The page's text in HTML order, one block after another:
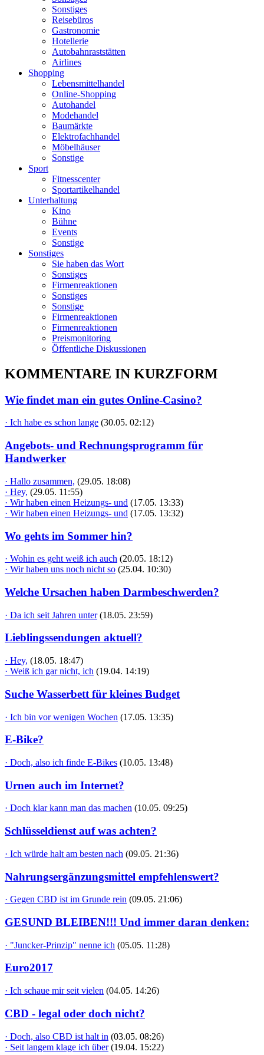
Sonstiges
Reisebüros
Gastronomie
Hotellerie
Autobahnraststätten
Airlines
Shopping
Lebensmittelhandel
Online-Shopping
Autohandel
Modehandel
Baumärkte
Elektrofachhandel
Möbelhäuser
Sonstige
Sport
Fitnesscenter
Sportartikelhandel
Unterhaltung
Kino
Bühne
Events
Sonstige
Sonstiges
Sie haben das Wort
Sonstiges
Firmenreaktionen
Sonstiges
Sonstige
Firmenreaktionen
Firmenreaktionen
Preismonitoring
Öffentliche Diskussionen
KOMMENTARE IN KURZFORM
Wie findet man ein gutes Online-Casino?
· Ich habe es schon lange (30.05. 02:12)
Angebots- und Rechnungsprogramm für
Handwerker
· Hallo zusammen, (29.05. 18:08)
· Hey, (29.05. 11:55)
· Wir haben einen Heizungs- und (17.05. 13:33)
· Wir haben einen Heizungs- und (17.05. 13:32)
Wo gehts im Sommer hin?
· Wohin es geht weiß ich auch (20.05. 18:12)
· Wir haben uns noch nicht so (25.04. 10:30)
Welche Ursachen haben Darmbeschwerden?
· Da ich seit Jahren unter (18.05. 23:59)
Lieblingssendungen aktuell?
· Hey, (18.05. 18:47)
· Weiß ich gar nicht, ich (19.04. 14:19)
Suche Wasserbett für kleines Budget
· Ich bin vor wenigen Wochen (17.05. 13:35)
E-Bike?
· Doch, also ich finde E-Bikes (10.05. 13:48)
Urnen auch im Internet?
· Doch klar kann man das machen (10.05. 09:25)
Schlüsseldienst auf was achten?
· Ich würde halt am besten nach (09.05. 21:36)
Nahrungsergänzungsmittel empfehlenswert?
· Gegen CBD ist im Grunde rein (09.05. 21:06)
GESUND BLEIBEN!!! Und immer daran denken:
· "Juncker-Prinzip" nenne ich (05.05. 11:28)
Euro2017
· Ich schaue mir seit vielen (04.05. 14:26)
CBD - legal oder doch nicht?
· Doch, also CBD ist halt in (03.05. 08:26)
· Seit langem klage ich über (19.04. 15:22)